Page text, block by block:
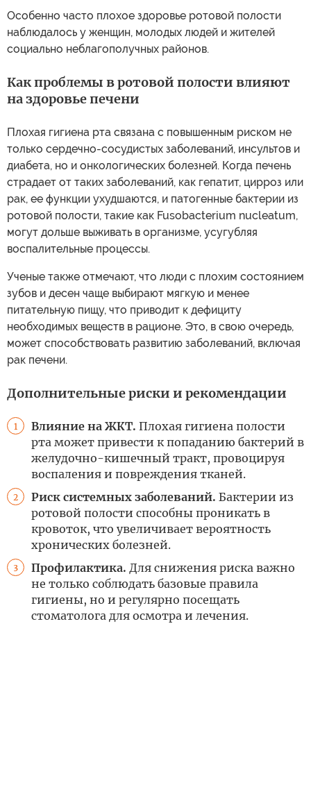
Особенно часто плохое здоровье ротовой полости
наблюдалось у женщин, молодых людей и жителей
социально неблагополучных районов.
Как проблемы в ротовой полости влияют
на здоровье печени
Плохая гигиена рта связана с повышенным риском не
только сердечно-сосудистых заболеваний, инсультов и
диабета, но и онкологических болезней. Когда печень
страдает от таких заболеваний, как гепатит, цирроз или
рак, ее функции ухудшаются, и патогенные бактерии из
ротовой полости, такие как Fusobacterium nucleatum,
могут дольше выживать в организме, усугубляя
воспалительные процессы.
Ученые также отмечают, что люди с плохим состоянием
зубов и десен чаще выбирают мягкую и менее
питательную пищу, что приводит к дефициту
необходимых веществ в рационе. Это, в свою очередь,
может способствовать развитию заболеваний, включая
рак печени.
Дополнительные риски и рекомендации
1 Влияние на ЖКТ. Плохая гигиена полости
рта может привести к попаданию бактерий в
желудочно-кишечный тракт, провоцируя
воспаления и повреждения тканей.
2 Риск системных заболеваний. Бактерии из
ротовой полости способны проникать в
кровоток, что увеличивает вероятность
хронических болезней.
3 Профилактика. Для снижения риска важно
не только соблюдать базовые правила
гигиены, но и регулярно посещать
стоматолога для осмотра и лечения.